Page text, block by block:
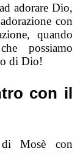
adorare Dio,
con
quando
possiamo
di Dio!
con il
di Mosè con